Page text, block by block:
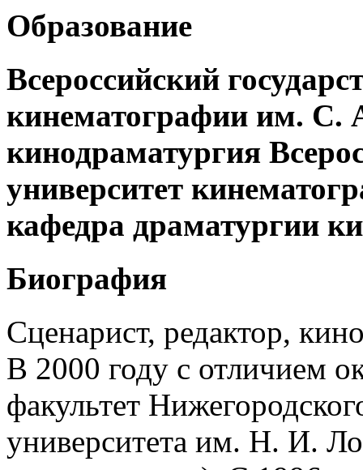
Образование
Всероссийский
кинематографии им. С.
кинодраматургия
университет
кафедра драматургии
Биография
Сценарист, редактор,
В 2000 году с отличием
факультет
университета им. Н. И.